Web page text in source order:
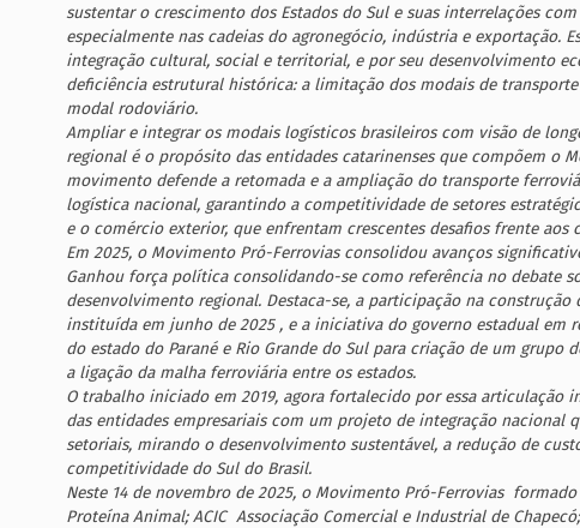
sustentar o crescimento dos Estados do Sul e suas interrelações
especialmente nas cadeias do agronegócio, indústria e exportação.
integração cultural, social e territorial, e por seu desenvolvimento
deficiência estrutural histórica: a limitação dos modais de transporte
modal rodoviário.
Ampliar e integrar os modais logísticos brasileiros com visão de
regional é o propósito das entidades catarinenses que compõem o
movimento defende a retomada e a ampliação do transporte
logística nacional, garantindo a competitividade de setores
e o comércio exterior, que enfrentam crescentes desafios frente aos
Em 2025, o Movimento Pró-Ferrovias consolidou avanços
Ganhou força política consolidando-se como referência no debate
desenvolvimento regional. Destaca-se, a participação na construção
instituída em junho de 2025 , e a iniciativa do governo estadual em
do estado do Parané e Rio Grande do Sul para criação de um
a ligação da malha ferroviária entre os estados.
O trabalho iniciado em 2019, agora fortalecido por essa articulação
das entidades empresariais com um projeto de integração nacional
setoriais, mirando o desenvolvimento sustentável, a redução de
competitividade do Sul do Brasil.
Neste 14 de novembro de 2025, o Movimento Pró-Ferrovias  formado
Proteína Animal; ACIC  Associação Comercial e Industrial de